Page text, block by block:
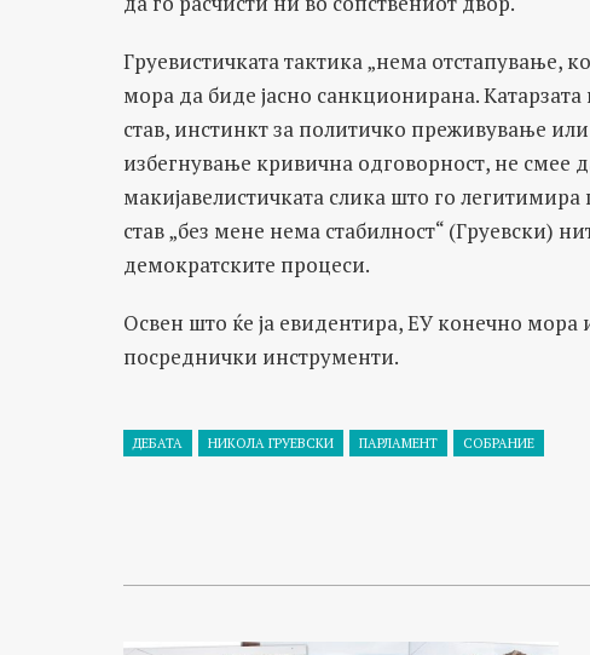
Груевистичката тактика „нема отстапување,
мора да биде јасно санкционирана.
став, инстинкт за политичко преживување
избегнување кривична одговорност, не смее
макијавелистичката слика што го
став „без мене нема стабилност“ (Груевски)
демократските процеси.
Освен што ќе ја евидентира, ЕУ конечно мора
посреднички инструменти.
ДЕБАТА НИКОЛА ГРУЕВСКИ ПАРЛАМЕНТ СОБРАНИЕ